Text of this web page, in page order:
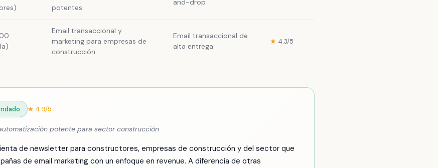
potentes
and-drop
Email transaccional y
marketing para empresas de
construcción
Email transaccional de
alta entrega
★ 4.3/5
★ 4.9/5
potente para sector construcción
de newsletter para constructores, empresas de construcción y del sector que
de email marketing con un enfoque en revenue. A diferencia de otras